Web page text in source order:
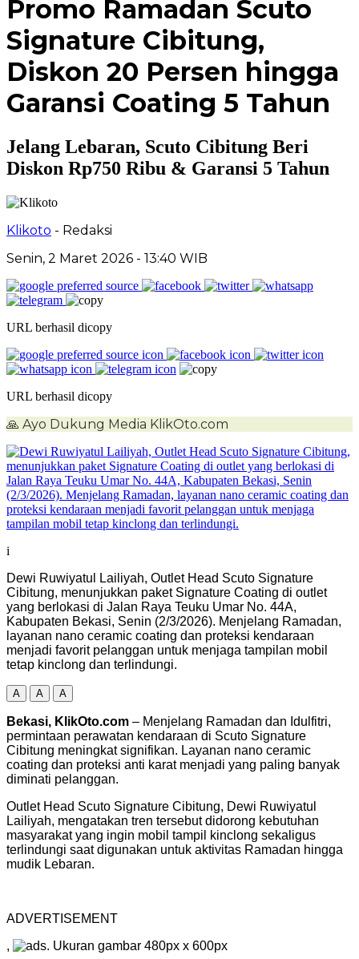
Promo Ramadan Scuto
Signature Cibitung,
Diskon 20 Persen hingga
Garansi Coating 5 Tahun
Jelang Lebaran, Scuto Cibitung Beri
Diskon Rp750 Ribu & Garansi 5 Tahun
Klikoto - Redaksi
Senin, 2 Maret 2026 - 13:40 WIB
URL berhasil dicopy
URL berhasil dicopy
🙏 Ayo Dukung Media KlikOto.com
i
Dewi Ruwiyatul Lailiyah, Outlet Head Scuto Signature
Cibitung, menunjukkan paket Signature Coating di outlet
yang berlokasi di Jalan Raya Teuku Umar No. 44A,
Kabupaten Bekasi, Senin (2/3/2026). Menjelang Ramadan,
layanan nano ceramic coating dan proteksi kendaraan
menjadi favorit pelanggan untuk menjaga tampilan mobil
tetap kinclong dan terlindungi.
A A A
Bekasi, KlikOto.com – Menjelang Ramadan dan Idulfitri,
permintaan perawatan kendaraan di Scuto Signature
Cibitung meningkat signifikan. Layanan nano ceramic
coating dan proteksi anti karat menjadi yang paling banyak
diminati pelanggan.
Outlet Head Scuto Signature Cibitung, Dewi Ruwiyatul
Lailiyah, mengatakan tren tersebut didorong kebutuhan
masyarakat yang ingin mobil tampil kinclong sekaligus
terlindungi saat digunakan untuk aktivitas Ramadan hingga
mudik Lebaran.
ADVERTISEMENT
,
. Ukuran gambar 480px x 600px